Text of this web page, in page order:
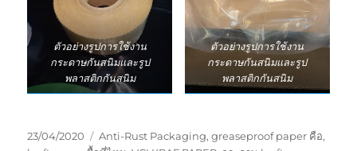
ตัวอย่างรูปการใช้งาน
กระดาษกันสนิมและรูป
พลาสติกกันสนิม
ตัวอย่างรูปการใช้งาน
กระดาษกันสนิมและรูป
พลาสติกกันสนิม
Posted
23/04/2020 Tags
Anti-Rust Packaging,greaseproof paper คือ,